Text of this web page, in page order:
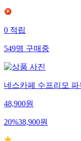
0 적립
549명 구매중
네스카페 수프리모
48,900원
20%38,900원